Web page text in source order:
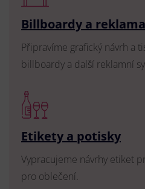
Billboardy a reklama
Připravíme grafický návrh a
billboardy a další reklamní
Etikety a potisky
Vypracujeme návrhy etiket
pro oblečení.